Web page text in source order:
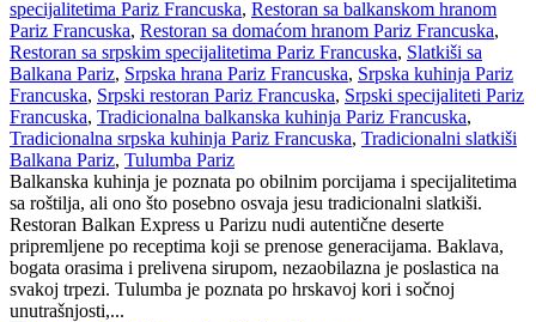
specijalitetima Pariz Francuska, Restoran sa balkanskom hranom
Pariz Francuska, Restoran sa domaćom hranom Pariz Francuska,
Restoran sa srpskim specijalitetima Pariz Francuska, Slatkiši sa
Balkana Pariz, Srpska hrana Pariz Francuska, Srpska kuhinja Pariz
Francuska, Srpski restoran Pariz Francuska, Srpski specijaliteti Pariz
Francuska, Tradicionalna balkanska kuhinja Pariz Francuska,
Tradicionalna srpska kuhinja Pariz Francuska, Tradicionalni slatkiši
Balkana Pariz, Tulumba Pariz
Balkanska kuhinja je poznata po obilnim porcijama i specijalitetima
sa roštilja, ali ono što posebno osvaja jesu tradicionalni slatkiši.
Restoran Balkan Express u Parizu nudi autentične deserte
pripremljene po receptima koji se prenose generacijama. Baklava,
bogata orasima i prelivena sirupom, nezaobilazna je poslastica na
svakoj trpezi. Tulumba je poznata po hrskavoj kori i sočnoj
unutrašnjosti,...